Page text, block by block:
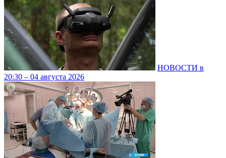
НОВОСТИ в
20:30 – 04 августа 2026